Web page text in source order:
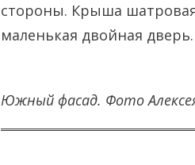
стороны. Крыша
маленькая двойная дверь.
Южный фасад. Фото